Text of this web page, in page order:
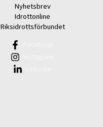
Nyhetsbrev
Idrottonline
Riksidrottsförbundet